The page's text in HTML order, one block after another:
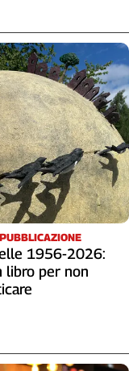
1956-2026:
libro per non